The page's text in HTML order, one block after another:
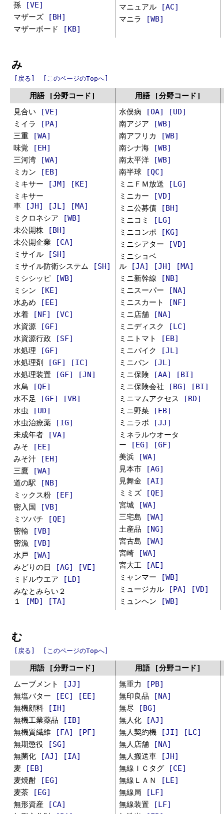
孫
[VE]
マザーズ
[BH]
マザーボード
[KB]
マニュアル
[AC]
マニラ
[WB]
み
[戻る] [このページのTopへ]
用語 [分野コード]
用語 [分野コード]
見合い
[VE]
ミイラ
[PA]
三重
[WA]
味覚
[EH]
三河湾
[WA]
ミカン
[EB]
ミキサー
[JM]
[KE]
ミキサー
車
[JH] [JL]
[MA]
ミクロネシア
[WB]
未公開株
[BH]
未公開企業
[CA]
ミサイル
[SH]
ミサイル防衛システム
[SH]
ミシシッピ
[WB]
ミシン
[KE]
水あめ
[EE]
水着
[NF]
[VC]
水資源
[GF]
水資源行政
[SF]
水処理
[GF]
水処理剤
[GF]
[IC]
水処理装置
[GF]
[JN]
水鳥
[QE]
水不足
[GF]
[VB]
水虫
[UD]
水虫治療薬
[IG]
未成年者
[VA]
みそ
[EE]
みそ汁
[EH]
三鷹
[WA]
道の駅
[NB]
ミックス粉
[EF]
密入国
[VB]
ミツバチ
[QE]
密輸
[VB]
密漁
[VB]
水戸
[WA]
みどりの日
[AG]
[VE]
ミドルウエア
[LD]
みなとみらい２
１
[MD] [TA]
水俣病 [OA]
[UD]
南アジア
[WB]
南アフリカ
[WB]
南シナ海
[WB]
南太平洋
[WB]
南半球
[QC]
ミニＦＭ放送
[LG]
ミニカー
[VD]
ミニ公募債
[BH]
ミニコミ
[LG]
ミニコンポ
[KG]
ミニシアター
[VD]
ミニショベ
ル
[JA] [JH]
[MA]
ミニ新幹線
[NB]
ミニスーパー
[NA]
ミニスカート
[NF]
ミニ店舗
[NA]
ミニディスク
[LC]
ミニトマト
[EB]
ミニバイク
[JL]
ミニバン
[JL]
ミニ保険
[AA]
[BI]
ミニ保険会社
[BG]
[BI]
ミニマムアクセス
[RD]
ミニ野菜
[EB]
ミニラボ
[JJ]
ミネラルウオータ
ー
[EG]
[GF]
美浜
[WA]
見本市
[AG]
見舞金
[AI]
ミミズ
[QE]
宮城
[WA]
三宅島
[WA]
土産品
[NG]
宮古島
[WA]
宮崎
[WA]
宮大工
[AE]
ミャンマー
[WB]
ミュージカル
[PA]
[VD]
ミュンヘン
[WB]
む
[戻る] [このページのTopへ]
用語 [分野コード]
用語 [分野コード]
ムーブメント
[JJ]
無塩バター
[EC]
[EE]
無機顔料
[IH]
無機工業薬品
[IB]
無機質繊維
[FA]
[PF]
無期懲役
[SG]
無菌化
[AJ]
[IA]
麦
[EB]
麦焼酎
[EG]
麦茶
[EG]
無形資産
[CA]
無重力
[PB]
無印良品
[NA]
無尽
[BG]
無人化
[AJ]
無人契約機
[JI]
[LC]
無人店舗
[NA]
無人搬送車
[JH]
無線ＩＣタグ
[CE]
無線ＬＡＮ
[LE]
無線局
[LF]
無線装置
[LF]